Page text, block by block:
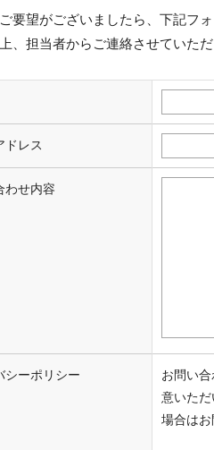
要望がございましたら、下記フ
、担当者からご連絡させていた
ドレス
わせ内容
シーポリシー
お問い
意いた
場合は